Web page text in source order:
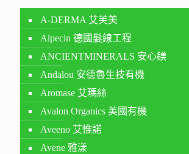
A-DERMA 艾芙美
Alpecin 德國髮線工程
ANCIENTMINERALS 安心鎂
Andalou 安德魯生技有機
Aromase 艾瑪絲
Avalon Organics 美國有機
Aveeno 艾惟諾
Avene 雅漾